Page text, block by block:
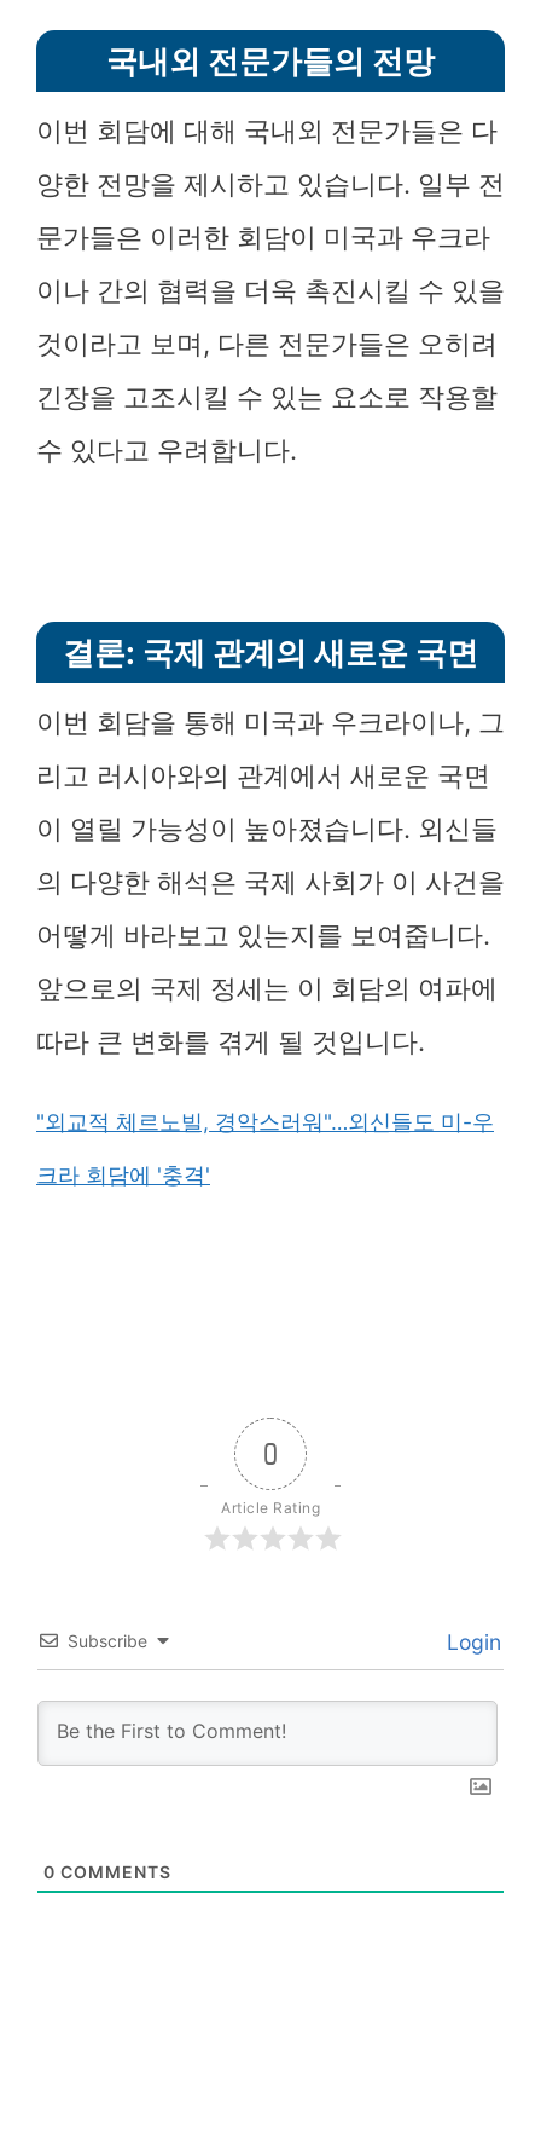
국내외 전문가들의 전망
이번 회담에 대해 국내외 전문가들은 다
양한 전망을 제시하고 있습니다. 일부 전
문가들은 이러한 회담이 미국과 우크라
이나 간의 협력을 더욱 촉진시킬 수 있을
것이라고 보며, 다른 전문가들은 오히려
긴장을 고조시킬 수 있는 요소로 작용할
수 있다고 우려합니다.
결론: 국제 관계의 새로운 국면
이번 회담을 통해 미국과 우크라이나, 그
리고 러시아와의 관계에서 새로운 국면
이 열릴 가능성이 높아졌습니다. 외신들
의 다양한 해석은 국제 사회가 이 사건을
어떻게 바라보고 있는지를 보여줍니다.
앞으로의 국제 정세는 이 회담의 여파에
따라 큰 변화를 겪게 될 것입니다.
"외교적 체르노빌, 경악스러워"…외신들도 미-우
크라 회담에 '충격'
0
Article Rating
Subscribe Login
0 COMMENTS